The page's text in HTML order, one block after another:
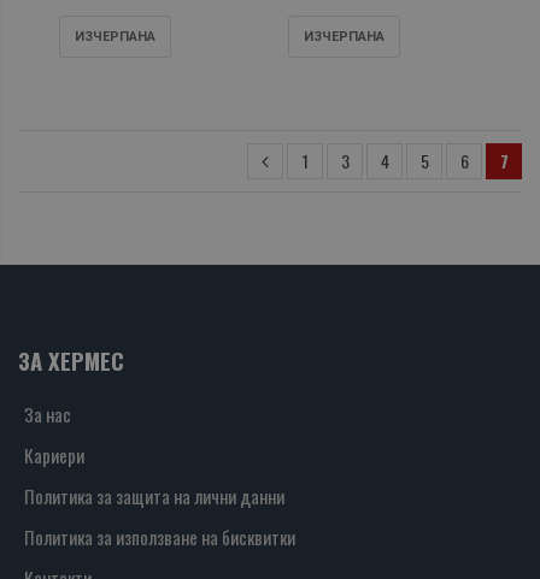
ИЗЧЕРПАНA ИЗЧЕРПАНA
1 3 4 5 6 7
ЗА ХЕРМЕС
За нас
Кариери
Политика за защита на лични данни
Политика за използване на бисквитки